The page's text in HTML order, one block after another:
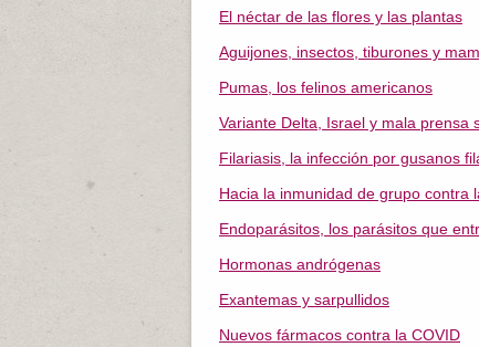
El néctar de las flores y las plantas
Aguijones, insectos, tiburones y
Pumas, los felinos americanos
Variante Delta, Israel y mala prensa
Filariasis, la infección por gusanos
Hacia la inmunidad de grupo contra
Endoparásitos, los parásitos que
Hormonas andrógenas
Exantemas y sarpullidos
Nuevos fármacos contra la COVID